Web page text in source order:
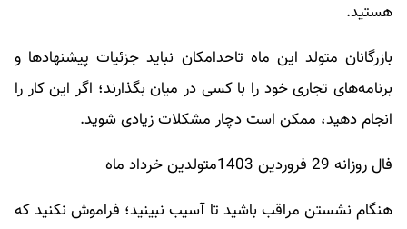
هستید.
بازرگانان متولد این ماه تاحدامکان نباید جزئیات پیشنهادها و
برنامه‌های تجاری خود را با کسی در میان بگذارند؛ اگر این کار را
انجام دهید، ممکن است دچار مشکلات زیادی شوید.
فال روزانه 29 فروردین 1403متولدین خرداد ماه
هنگام نشستن مراقب باشید تا آسیب نبینید؛ فراموش نکنید که